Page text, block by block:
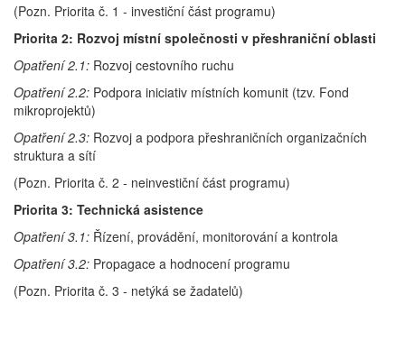
(Pozn. Priorita č. 1 - investiční část programu)
Priorita 2: Rozvoj místní společnosti v přeshraniční oblasti
Opatření 2.1: Rozvoj cestovního ruchu
Opatření 2.2: Podpora iniciativ místních komunit (tzv. Fond
mikroprojektů)
Opatření 2.3: Rozvoj a podpora přeshraničních organizačních
struktura a sítí
(Pozn. Priorita č. 2 - neinvestiční část programu)
Priorita 3: Technická asistence
Opatření 3.1: Řízení, provádění, monitorování a kontrola
Opatření 3.2: Propagace a hodnocení programu
(Pozn. Priorita č. 3 - netýká se žadatelů)